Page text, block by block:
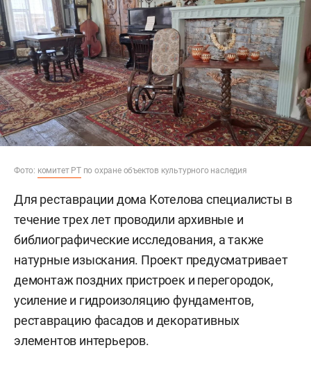
Фото: комитет РТпо охране объектов культурного наследия
Для реставрации дома Котелова специалисты в
течение трех лет проводили архивные и
библиографические исследования, а также
натурные изыскания. Проект предусматривает
демонтаж поздних пристроек и перегородок,
усиление и гидроизоляцию фундаментов,
реставрацию фасадов и декоративных
элементов интерьеров.